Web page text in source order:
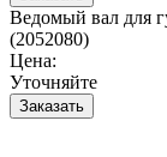
Ведомый вал для
(2052080)
Цена:
Уточняйте